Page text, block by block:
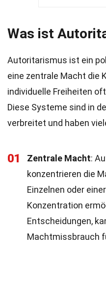
Was ist
Autoritarismus ist ein
eine zentrale Macht die
individuelle Freiheiten
Diese Systeme sind in
verbreitet und haben
01 Zentrale Macht:
konzentrieren die
Einzelnen oder
Konzentration
Entscheidungen,
Machtmissbrauch